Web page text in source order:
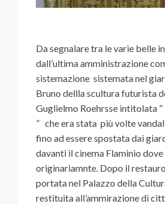
Da segnalare tra le varie belle
dall’ultima amministrazione
sistemazione sistemata nel
Bruno dellla scultura futurista
Guglielmo Roehrsse intitolata ”
” che era stata più volte
fino ad essere spostata dai
davanti il cinema Flaminio
originariamnte. Dopo il
portata nel Palazzo della
restituita all’ammirazione di